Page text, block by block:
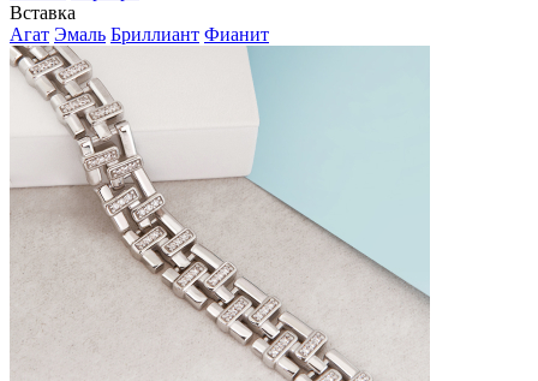
Вставка
Агат Эмаль Бриллиант Фианит